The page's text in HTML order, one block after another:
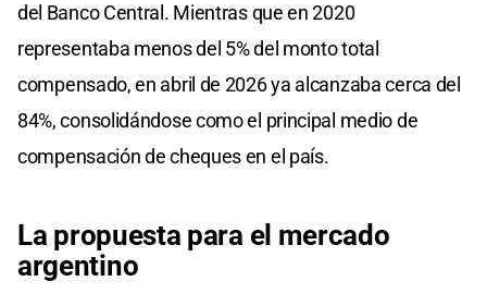
del Banco Central. Mientras que en 2020
representaba menos del 5% del monto total
compensado, en abril de 2026 ya alcanzaba cerca del
84%, consolidándose como el principal medio de
compensación de cheques en el país.
La propuesta para el mercado
argentino